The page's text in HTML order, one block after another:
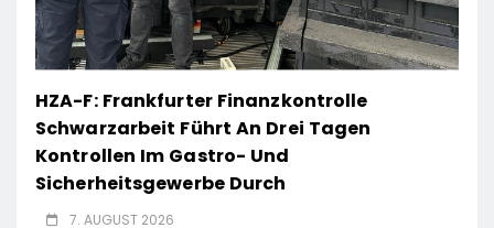
HZA-F: Frankfurter Finanzkontrolle
Schwarzarbeit Führt An Drei Tagen
Kontrollen Im Gastro- Und
Sicherheitsgewerbe Durch
7. AUGUST 2026